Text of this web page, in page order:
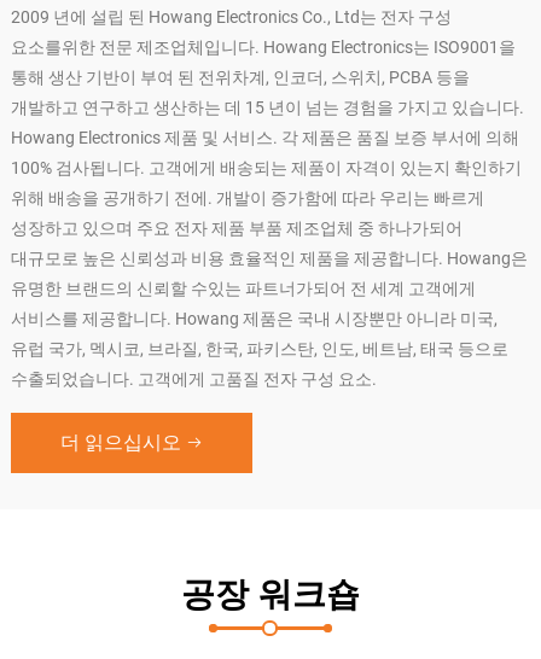
2009 년에 설립 된 Howang Electronics Co., Ltd는 전자 구성
요소를위한 전문 제조업체입니다. Howang Electronics는 ISO9001을
통해 생산 기반이 부여 된 전위차계, 인코더, 스위치, PCBA 등을
개발하고 연구하고 생산하는 데 15 년이 넘는 경험을 가지고 있습니다.
Howang Electronics 제품 및 서비스. 각 제품은 품질 보증 부서에 의해
100% 검사됩니다. 고객에게 배송되는 제품이 자격이 있는지 확인하기
위해 배송을 공개하기 전에. 개발이 증가함에 따라 우리는 빠르게
성장하고 있으며 주요 전자 제품 부품 제조업체 중 하나가되어
대규모로 높은 신뢰성과 비용 효율적인 제품을 제공합니다. Howang은
유명한 브랜드의 신뢰할 수있는 파트너가되어 전 세계 고객에게
서비스를 제공합니다. Howang 제품은 국내 시장뿐만 아니라 미국,
유럽 국가, 멕시코, 브라질, 한국, 파키스탄, 인도, 베트남, 태국 등으로
수출되었습니다. 고객에게 고품질 전자 구성 요소.
더 읽으십시오
공장 워크숍